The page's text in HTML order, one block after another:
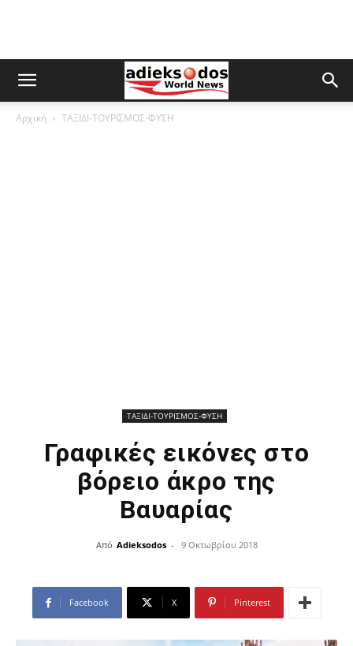
Αρχική ΤΑΞΙΔΙ-ΤΟΥΡΙΣΜΟΣ-ΦΥΣΗ
ΤΑΞΙΔΙ-ΤΟΥΡΙΣΜΟΣ-ΦΥΣΗ
Γραφικές εικόνες στο
βόρειο άκρο της
Βαυαρίας
Από Adieksodos - 9 Οκτωβρίου 2018
Facebook X Pinterest